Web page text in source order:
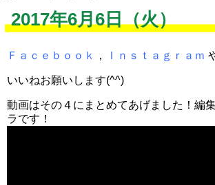
2017年6月6日（火）
Ｆａｃｅｂｏｏｋ ， Ｉｎｓｔａｇｒａｍ
いいねお願いします(^^)
動画はその４にまとめてあげました！編
ラです！